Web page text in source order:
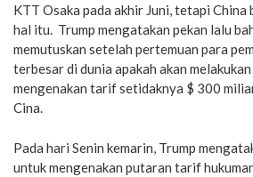
KTT Osaka pada akhir Juni, tetapi China
hal itu. Trump mengatakan pekan lalu
memutuskan setelah pertemuan para
terbesar di dunia apakah akan
mengenakan tarif setidaknya $ 300
Cina.
Pada hari Senin kemarin, Trump
untuk mengenakan putaran tarif